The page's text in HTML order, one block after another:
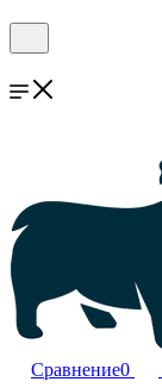
Сравнение0